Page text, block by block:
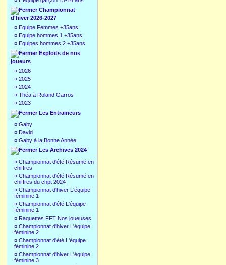
Championnat
d'hiver 2026-2027
¤ Equipe Femmes +35ans
¤ Equipe hommes 1 +35ans
¤ Equipes hommes 2 +35ans
Exploits de nos
joueurs
¤ 2026
¤ 2025
¤ 2024
¤ Théa à Roland Garros
¤ 2023
Les Entraineurs
¤ Gaby
¤ David
¤ Gaby à la Bonne Année
Les Archives 2024
¤ Championnat d'été Résumé en
chiffres
¤ Championnat d'été Résumé en
chiffres du chpt 2024
¤ Championnat d'hiver L'équipe
féminine 1
¤ Championnat d'été L'équipe
féminine 1
¤ Raquettes FFT Nos joueuses
¤ Championnat d'hiver L'équipe
féminine 2
¤ Championnat d'été L'équipe
féminine 2
¤ Championnat d'hiver L'équipe
féminine 3